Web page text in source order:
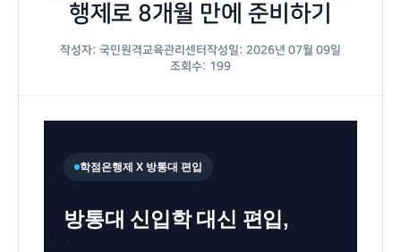
행제로 8개월 만에 준비하기
작성자: 국민원격교육관리센터 작성일: 2026년 07월 09일
조회수: 199
학점은행제 X 방통대 편입
방통대 신입학 대신 편입,